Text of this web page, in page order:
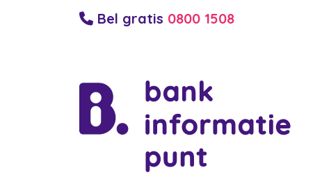
Bel gratis 0800 1508